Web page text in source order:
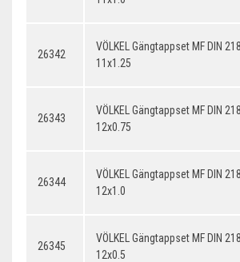
26342
VÖLKEL Gängtappset MF DIN
11x1.25
26343
VÖLKEL Gängtappset MF DIN
12x0.75
26344
VÖLKEL Gängtappset MF DIN
12x1.0
26345
VÖLKEL Gängtappset MF DIN
12x0.5